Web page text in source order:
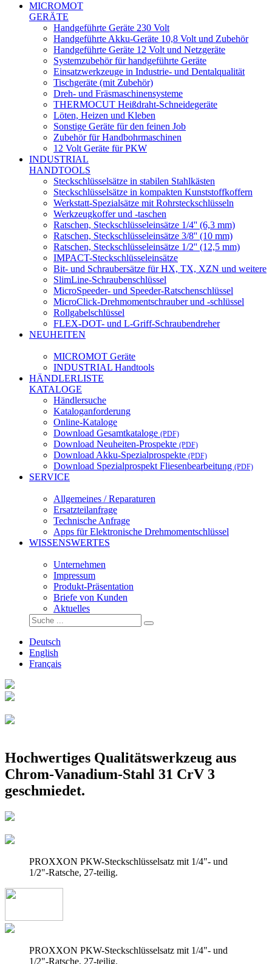
MICROMOT
GERÄTE
Handgeführte Geräte 230 Volt
Handgeführte Akku-Geräte 10,8 Volt und Zubehör
Handgeführte Geräte 12 Volt und Netzgeräte
Systemzubehör für handgeführte Geräte
Einsatzwerkzeuge in Industrie- und Dentalqualität
Tischgeräte (mit Zubehör)
Dreh- und Fräsmaschinensysteme
THERMOCUT Heißdraht-Schneidegeräte
Löten, Heizen und Kleben
Sonstige Geräte für den feinen Job
Zubehör für Handbohrmaschinen
12 Volt Geräte für PKW
INDUSTRIAL
HANDTOOLS
Steckschlüsselsätze in stabilen Stahlkästen
Steckschlüsselsätze in kompakten Kunststoffkoffern
Werkstatt-Spezialsätze mit Rohrsteckschlüsseln
Werkzeugkoffer und -taschen
Ratschen, Steckschlüsseleinsätze 1/4'' (6,3 mm)
Ratschen, Steckschlüsseleinsätze 3/8'' (10 mm)
Ratschen, Steckschlüsseleinsätze 1/2'' (12,5 mm)
IMPACT-Steckschlüsseleinsätze
Bit- und Schraubersätze für HX, TX, XZN und weitere
SlimLine-Schraubenschlüssel
MicroSpeeder- und Speeder-Ratschenschlüssel
MicroClick-Drehmomentschrauber und -schlüssel
Rollgabelschlüssel
FLEX-DOT- und L-Griff-Schraubendreher
NEUHEITEN
MICROMOT Geräte
INDUSTRIAL Handtools
HÄNDLERLISTE
KATALOGE
Händlersuche
Kataloganforderung
Online-Kataloge
Download Gesamtkataloge (PDF)
Download Neuheiten-Prospekte (PDF)
Download Akku-Spezialprospekte (PDF)
Download Spezialprospekt Fliesenbearbeitung (PDF)
SERVICE
Allgemeines / Reparaturen
Ersatzteilanfrage
Technische Anfrage
Apps für Elektronische Drehmomentschlüssel
WISSENSWERTES
Unternehmen
Impressum
Produkt-Präsentation
Briefe von Kunden
Aktuelles
Deutsch
English
Français
Hochwertiges Qualitätswerkzeug aus
Chrom-Vanadium-Stahl 31 CrV 3
geschmiedet.
PROXXON PKW-Steckschlüsselsatz mit 1/4"- und
1/2"-Ratsche, 27-teilig.
PROXXON PKW-Steckschlüsselsatz mit 1/4"- und
1/2"-Ratsche, 27-teilig.